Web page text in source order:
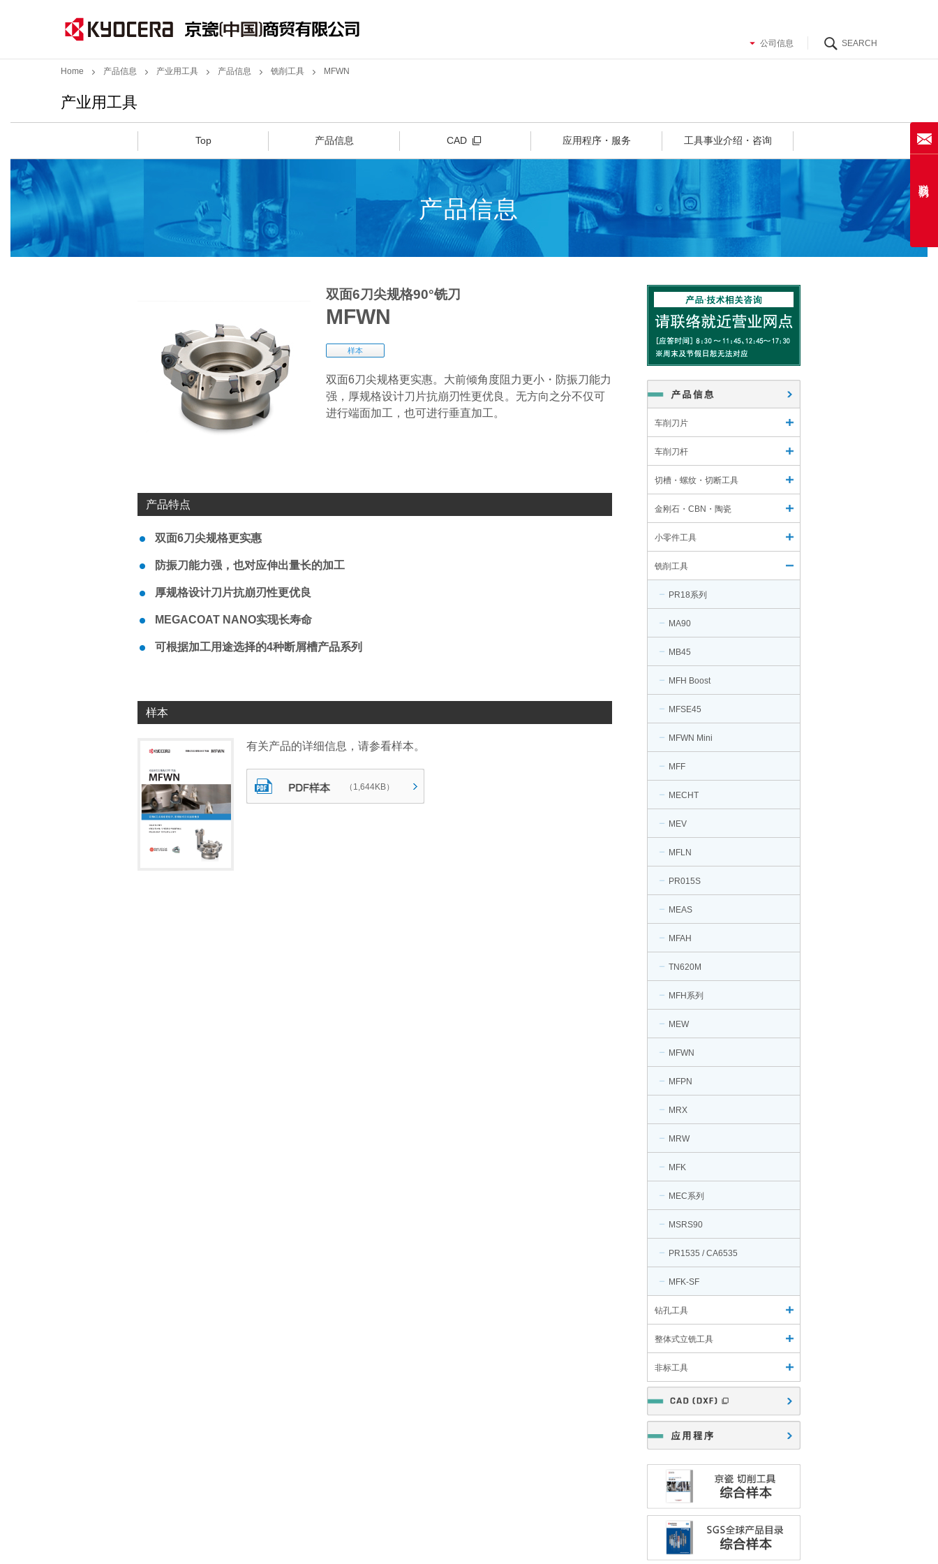
Home 产品信息 产业用工具 产品信息 铣削工具 MFWN
产业用工具
Top 产品信息 CAD 应用程序・服务 工具事业介绍・咨询
产品信息
双面6刀尖规格90°铣刀
MFWN
样本
双面6刀尖规格更实惠。大前倾角度阻力更小・防振刀能力
强，厚规格设计刀片抗崩刃性更优良。无方向之分不仅可
进行端面加工，也可进行垂直加工。
产品特点
双面6刀尖规格更实惠
防振刀能力强，也对应伸出量长的加工
厚规格设计刀片抗崩刃性更优良
MEGACOAT NANO实现长寿命
可根据加工用途选择的4种断屑槽产品系列
样本
有关产品的详细信息，请参看样本。
（1,644KB）
车削刀片
车削刀杆
切槽・螺纹・切断工具
金刚石・CBN・陶瓷
小零件工具
铣削工具
PR18系列
MA90
MB45
MFH Boost
MFSE45
MFWN Mini
MFF
MECHT
MEV
MFLN
PR015S
MEAS
MFAH
TN620M
MFH系列
MEW
MFWN
MFPN
MRX
MRW
MFK
MEC系列
MSRS90
PR1535 / CA6535
MFK-SF
钻孔工具
整体式立铣工具
非标工具